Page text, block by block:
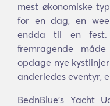
mest økonomiske
for en dag, en
endda til en
fremragende
opdage nye
anderledes eventyr,
BednBlue's Yacht